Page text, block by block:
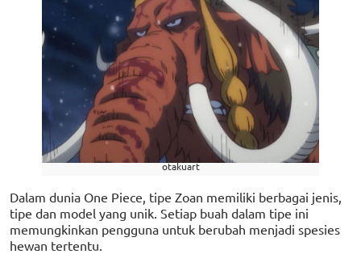
otakuart
Dalam dunia One Piece, tipe Zoan memiliki berbagai jenis,
tipe dan model yang unik. Setiap buah dalam tipe ini
memungkinkan pengguna untuk berubah menjadi spesies
hewan tertentu.